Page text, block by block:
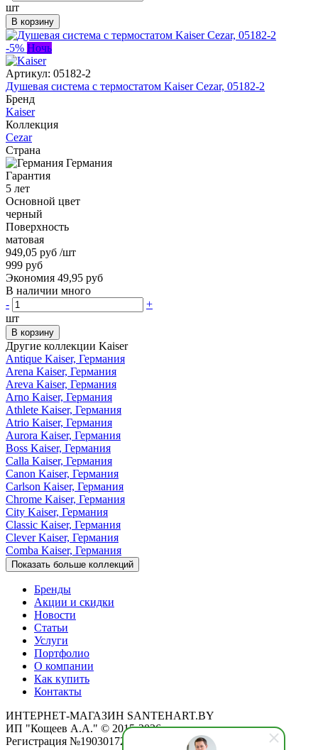
шт
В корзину
-5% Ночь
Артикул: 05182-2
Душевая система с термостатом Kaiser Cezar, 05182-2
Бренд
Kaiser
Коллекция
Cezar
Страна
Германия
Гарантия
5 лет
Основной цвет
черный
Поверхность
матовая
949,05 руб /шт
999 руб
Экономия 49,95 руб
В наличии много
-
+
шт
В корзину
Другие коллекции Kaiser
Antique Kaiser, Германия
Arena Kaiser, Германия
Areva Kaiser, Германия
Arno Kaiser, Германия
Athlete Kaiser, Германия
Atrio Kaiser, Германия
Aurora Kaiser, Германия
Boss Kaiser, Германия
Calla Kaiser, Германия
Canon Kaiser, Германия
Carlson Kaiser, Германия
Chrome Kaiser, Германия
City Kaiser, Германия
Classic Kaiser, Германия
Clever Kaiser, Германия
Comba Kaiser, Германия
Показать больше коллекций
Бренды
Акции и скидки
Новости
Статьи
Услуги
Портфолио
О компании
Как купить
Контакты
ИНТЕРНЕТ-МАГАЗИН SANTEHART.BY
ИП "Кощеев А.А." © 2015-2026
Регистрация №190301725 от 12.02.2015